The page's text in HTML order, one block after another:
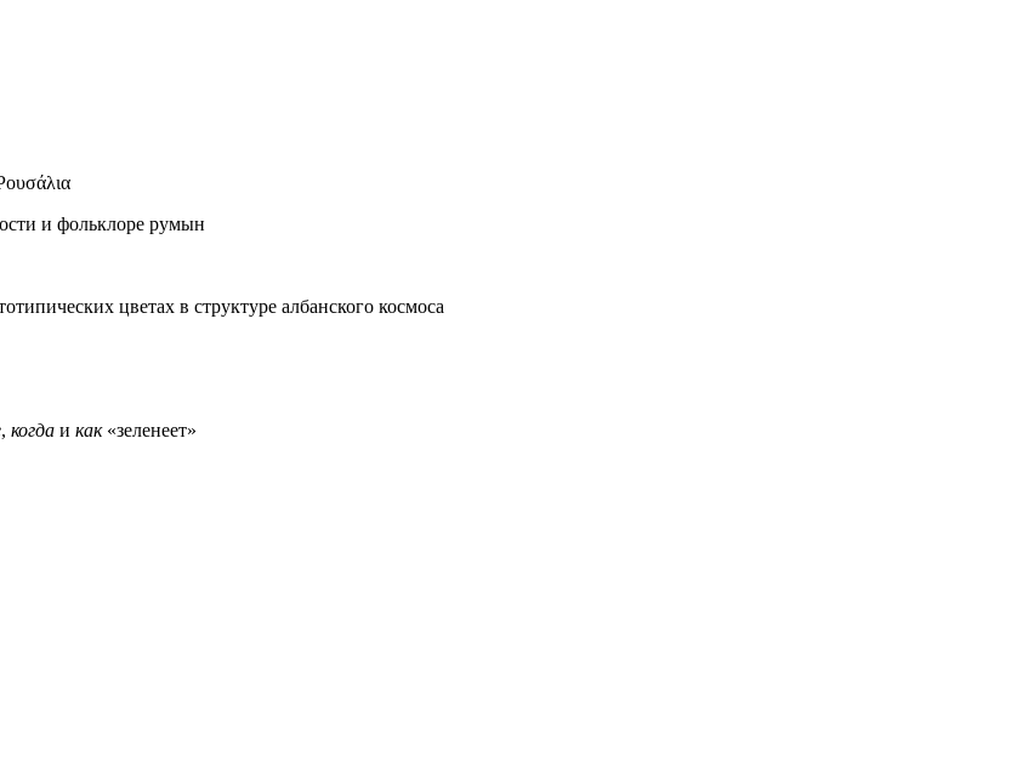
и фольклоре румын
цветах в структуре албанского космоса
, когда и как«зеленеет»